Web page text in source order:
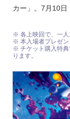
カー」。7月10日
※ 各上映回で、一人
※ 本入場者プレゼン
※ チケット購入特典
ります。